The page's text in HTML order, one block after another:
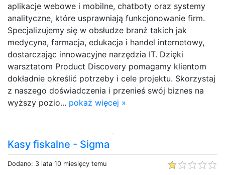
aplikacje webowe i mobilne, chatboty oraz systemy
analityczne, które usprawniają funkcjonowanie firm.
Specjalizujemy się w obsłudze branż takich jak
medycyna, farmacja, edukacja i handel internetowy,
dostarczając innowacyjne narzędzia IT. Dzięki
warsztatom Product Discovery pomagamy klientom
dokładnie określić potrzeby i cele projektu. Skorzystaj
z naszego doświadczenia i przenieś swój biznes na
wyższy pozio... pokaż więcej »
Kasy fiskalne - Sigma
Dodano: 3 lata 10 miesięcy temu